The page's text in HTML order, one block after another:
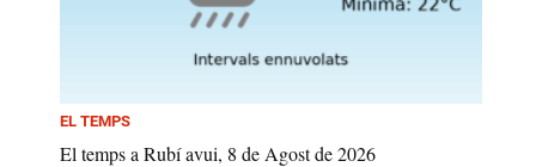
EL TEMPS
El temps a Rubí avui, 8 de Agost de 2026